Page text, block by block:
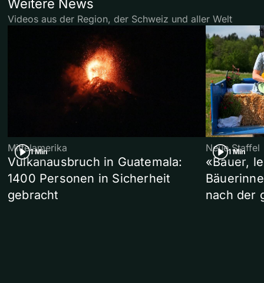
Weitere News
Videos aus der Region, der Schweiz und aller Welt
1 Min
Mittelamerika
Vulkanausbruch in Guatemala:
1400 Personen in Sicherheit
gebracht
1 Min
Neue Staffel
«Bauer,
nach der